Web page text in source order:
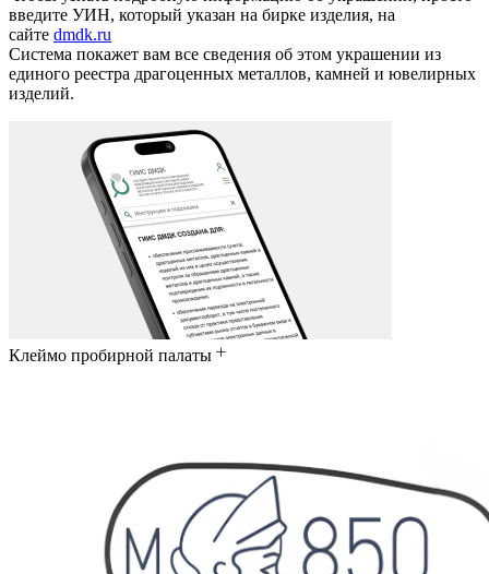
введите УИН, который указан на бирке изделия, на
сайте dmdk.ru
Система покажет вам все сведения об этом украшении из
единого реестра драгоценных металлов, камней и ювелирных
изделий.
Клеймо пробирной палаты